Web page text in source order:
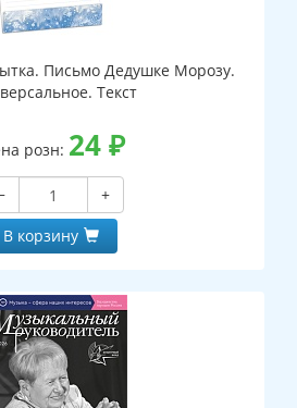
Письмо Дедушке Морозу.
Текст
розн: 24₽
+
В корзину